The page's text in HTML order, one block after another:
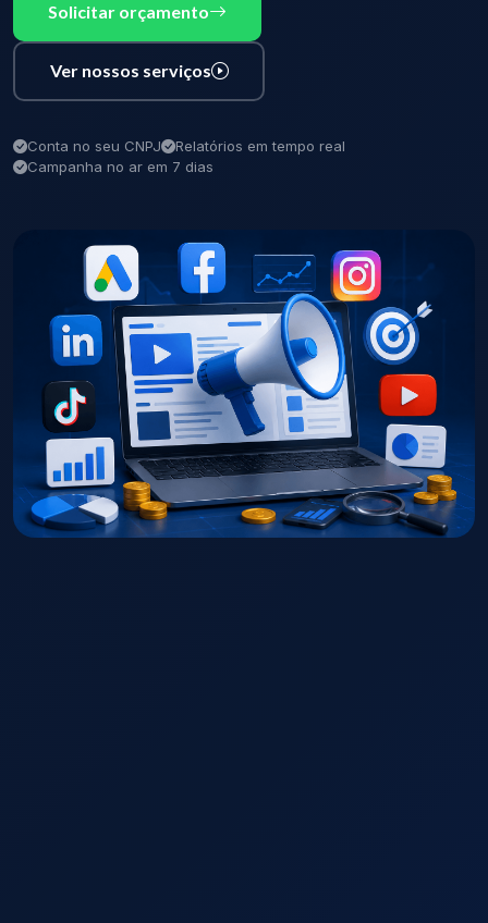
Solicitar orçamento
Ver nossos serviços
Conta no seu CNPJ
Relatórios em tempo real
Campanha no ar em 7 dias